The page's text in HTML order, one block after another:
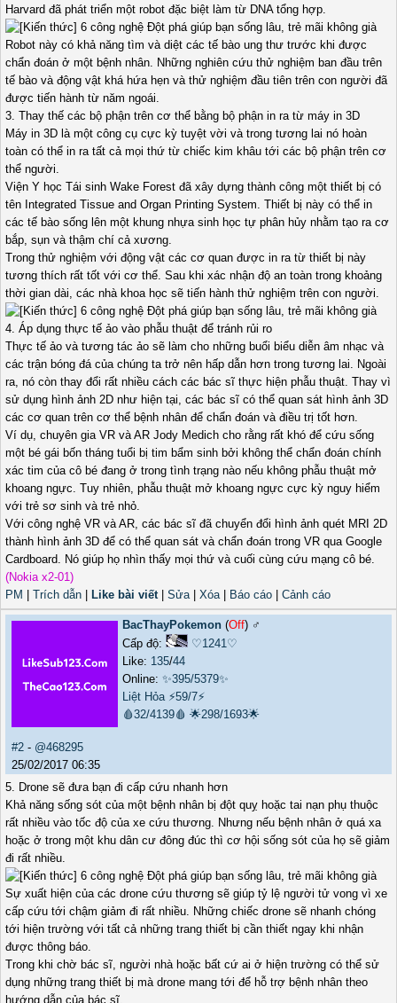
Harvard đã phát triển một robot đặc biệt làm từ DNA tổng hợp.
Robot này có khả năng tìm và diệt các tế bào ung thư trước khi được
chẩn đoán ở một bệnh nhân. Những nghiên cứu thử nghiệm ban đầu trên
tế bào và động vật khá hứa hẹn và thử nghiệm đầu tiên trên con người đã
được tiến hành từ năm ngoái.
3. Thay thế các bộ phận trên cơ thể bằng bộ phận in ra từ máy in 3D
Máy in 3D là một công cụ cực kỳ tuyệt vời và trong tương lai nó hoàn
toàn có thể in ra tất cả mọi thứ từ chiếc kim khâu tới các bộ phận trên cơ
thể người.
Viện Y học Tái sinh Wake Forest đã xây dựng thành công một thiết bị có
tên Integrated Tissue and Organ Printing System. Thiết bị này có thể in
các tế bào sống lên một khung nhựa sinh học tự phân hủy nhằm tạo ra cơ
bắp, sụn và thậm chí cả xương.
Trong thử nghiệm với động vật các cơ quan được in ra từ thiết bị này
tương thích rất tốt với cơ thể. Sau khi xác nhận độ an toàn trong khoảng
thời gian dài, các nhà khoa học sẽ tiến hành thử nghiệm trên con người.
4. Áp dụng thực tế ảo vào phẫu thuật để tránh rủi ro
Thực tế ảo và tương tác ảo sẽ làm cho những buổi biểu diễn âm nhạc và
các trận bóng đá của chúng ta trở nên hấp dẫn hơn trong tương lai. Ngoài
ra, nó còn thay đổi rất nhiều cách các bác sĩ thực hiện phẫu thuật. Thay vì
sử dụng hình ảnh 2D như hiện tại, các bác sĩ có thể quan sát hình ảnh 3D
các cơ quan trên cơ thể bệnh nhân để chẩn đoán và điều trị tốt hơn.
Ví dụ, chuyên gia VR và AR Jody Medich cho rằng rất khó để cứu sống
một bé gái bốn tháng tuổi bị tim bẩm sinh bởi không thể chẩn đoán chính
xác tim của cô bé đang ở trong tình trạng nào nếu không phẫu thuật mở
khoang ngực. Tuy nhiên, phẫu thuật mở khoang ngực cực kỳ nguy hiểm
với trẻ sơ sinh và trẻ nhỏ.
Với công nghệ VR và AR, các bác sĩ đã chuyển đổi hình ảnh quét MRI 2D
thành hình ảnh 3D để có thể quan sát và chẩn đoán trong VR qua Google
Cardboard. Nó giúp họ nhìn thấy mọi thứ và cuối cùng cứu mạng cô bé.
(Nokia x2-01)
PM
Trích dẫn Like bài viết| Sửa| Xóa| Báo cáo Cảnh cáo
BacThayPokemon (Off) ♂️
Cấp độ:
♡1241♡
Like: 135/44
Online: ✨395/5379✨
Liệt Hỏa ⚡59/7⚡
🩸32/4139🩸 🌟298/1693🌟
#2 - @468295
25/02/2017 06:35
5. Drone sẽ đưa bạn đi cấp cứu nhanh hơn
Khả năng sống sót của một bệnh nhân bị đột quỵ hoặc tai nạn phụ thuộc
rất nhiều vào tốc độ của xe cứu thương. Nhưng nếu bệnh nhân ở quá xa
hoặc ở trong một khu dân cư đông đúc thì cơ hội sống sót của họ sẽ giảm
đi rất nhiều.
Sự xuất hiện của các drone cứu thương sẽ giúp tỷ lệ người tử vong vì xe
cấp cứu tới chậm giảm đi rất nhiều. Những chiếc drone sẽ nhanh chóng
tới hiện trường với tất cả những trang thiết bị cần thiết ngay khi nhận
được thông báo.
Trong khi chờ bác sĩ, người nhà hoặc bất cứ ai ở hiện trường có thể sử
dụng những trang thiết bị mà drone mang tới để hỗ trợ bệnh nhân theo
hướng dẫn của bác sĩ.